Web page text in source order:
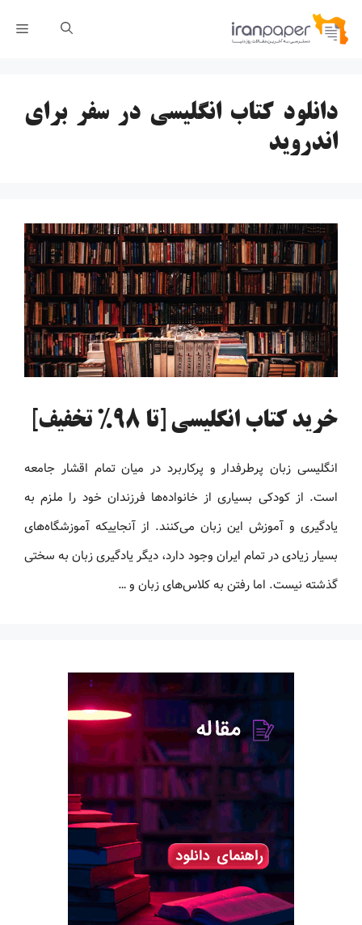
پرش
دانلود کتاب انگلیسی در سفر برای
اندروید
خرید کتاب انگلیسی [تا 98% تخفیف]
انگلیسی زبان پرطرفدار و پرکاربرد در میان تمام اقشار جامعه
است. از کودکی بسیاری از خانواده‌ها فرزندان خود را ملزم به
یادگیری و آموزش این زبان می‌کنند. از آنجاییکه آموزشگاه‌های
بسیار زیادی در تمام ایران وجود دارد، دیگر یادگیری زبان به سختی
گذشته نیست. اما رفتن به کلاس‌های زبان و …